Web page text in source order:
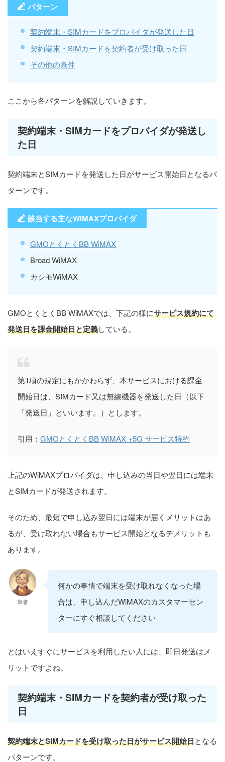
パターン
契約端末・SIMカードをプロバイダが発送した日
契約端末・SIMカードを契約者が受け取った日
その他の条件
ここから各パターンを解説していきます。
契約端末・SIMカードをプロバイダが発送し
た日
契約端末とSIMカードを発送した日がサービス開始日となるパ
ターンです。
該当する主なWiMAXプロバイダ
GMOとくとくBB WiMAX
Broad WiMAX
カシモWiMAX
GMOとくとくBB WiMAXでは、下記の様にサービス規約にて
発送日を課金開始日と定義している。
第1項の規定にもかかわらず、本サービスにおける課金
開始日は、SIMカード又は無線機器を発送した日（以下
「発送日」といいます。）とします。
引用： GMOとくとくBB WiMAX +5G サービス特約
上記のWiMAXプロバイダは、申し込みの当日や翌日には端末
とSIMカードが発送されます。
そのため、最短で申し込み翌日には端末が届くメリットはあ
るが、受け取れない場合もサービス開始となるデメリットも
あります。
筆者
何かの事情で端末を受け取れなくなった場
合は、申し込んだWiMAXのカスタマーセン
ターにすぐ相談してください
とはいえすぐにサービスを利用したい人には、即日発送はメ
リットですよね。
契約端末・SIMカードを契約者が受け取った
日
契約端末とSIMカードを受け取った日がサービス開始日となる
パターンです。